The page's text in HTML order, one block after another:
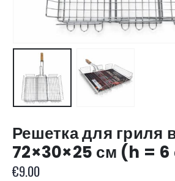
Решетка для гриля
72×30×25 см (h = 6
€9.00